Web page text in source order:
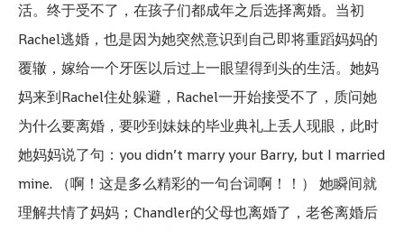
活。终于受不了，在孩子们都成年之后选择离婚。当初
Rachel逃婚，也是因为她突然意识到自己即将重蹈妈妈的
覆辙，嫁给一个牙医以后过上一眼望得到头的生活。她妈
妈来到Rachel住处躲避，Rachel一开始接受不了，质问她
为什么要离婚，要吵到妹妹的毕业典礼上丢人现眼，此时
她妈妈说了句：you didn’t marry your Barry, but I married
mine. （啊！这是多么精彩的一句台词啊！！） 她瞬间就
理解共情了妈妈；Chandler的父母也离婚了，老爸离婚后